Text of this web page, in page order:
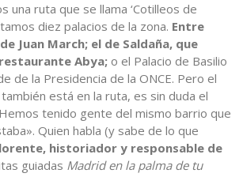
una ruta que se llama ‘Cotilleos de
diez palacios de la zona. Entre
Juan March; el de Saldaña, que
Abya; o el Palacio de Basilio
de la Presidencia de la ONCE. Pero el
está en la ruta, es sin duda el
tenido gente del mismo barrio que
Quien habla (y sabe de lo que
historiador y responsable de
guiadas Madrid en la palma de tu